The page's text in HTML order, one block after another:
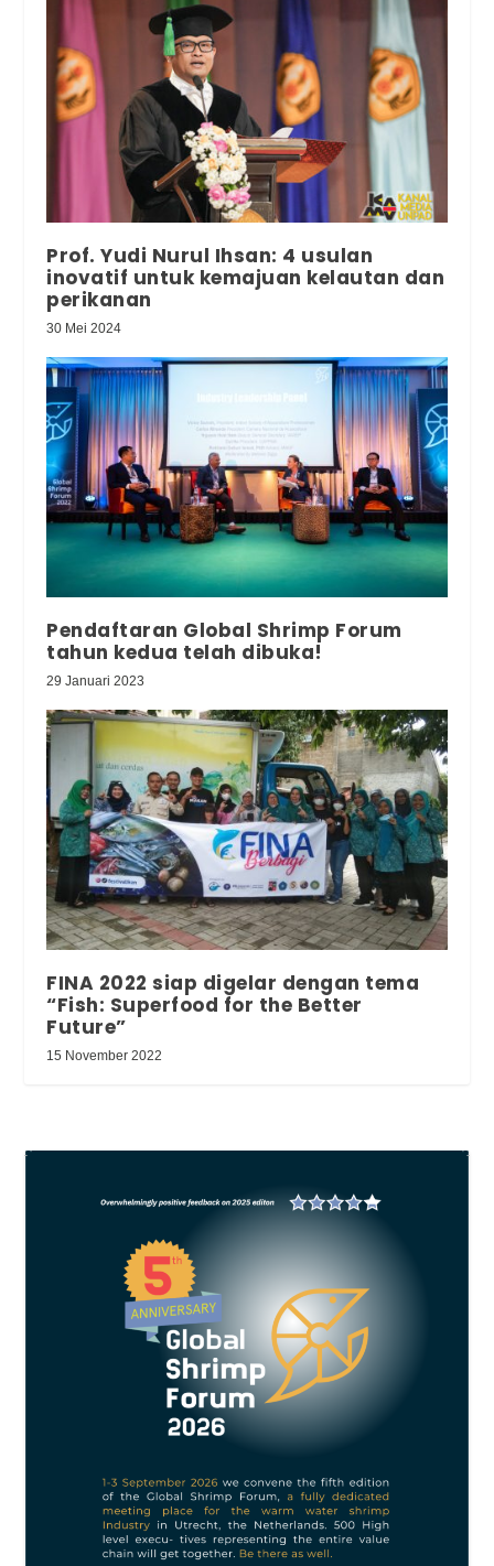
Prof. Yudi Nurul Ihsan: 4 usulan
inovatif untuk kemajuan kelautan dan
perikanan
30 Mei 2024
Pendaftaran Global Shrimp Forum
tahun kedua telah dibuka!
29 Januari 2023
FINA 2022 siap digelar dengan tema
“Fish: Superfood for the Better
Future”
15 November 2022